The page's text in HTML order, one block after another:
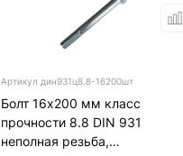
Артикул дин931ц8.8-16200шт
Болт 16х200 мм класс
прочности 8.8 DIN 931
неполная резьба,